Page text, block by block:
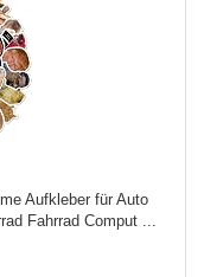
Aufkleber für Auto
Fahrrad Comput ...